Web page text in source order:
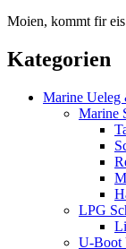
Moien, kommt fir
Kategorien
Marine Ueleg
Marine
LPG
U-Boot